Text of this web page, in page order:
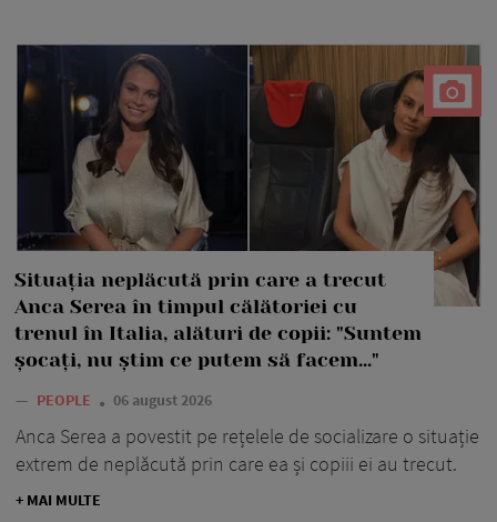
Situația neplăcută prin care a trecut
Anca Serea în timpul călătoriei cu
trenul în Italia, alături de copii: "Suntem
șocați, nu știm ce putem să facem..."
— PEOPLE 06 august 2026
Anca Serea a povestit pe rețelele de socializare o situație
extrem de neplăcută prin care ea și copiii ei au trecut.
+ MAI MULTE